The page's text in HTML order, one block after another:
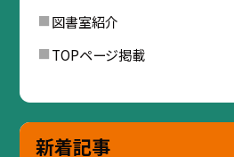
図書室紹介
TOPページ掲載
新着記事